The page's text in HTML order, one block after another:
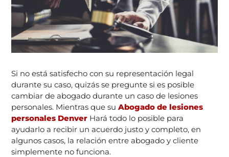
Si no está satisfecho con su representación legal
durante su caso, quizás se pregunte si es posible
cambiar de abogado durante un caso de lesiones
personales. Mientras que suAbogado de lesiones
personales Denver Hará todo lo posible para
ayudarlo a recibir un acuerdo justo y completo, en
algunos casos, la relación entre abogado y cliente
simplemente no funciona.